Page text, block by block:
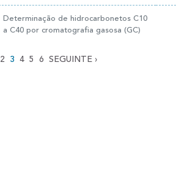
Determinação de hidrocarbonetos C10
a C40 por cromatografia gasosa (GC)
2 3 4 5 6 SEGUINTE ›